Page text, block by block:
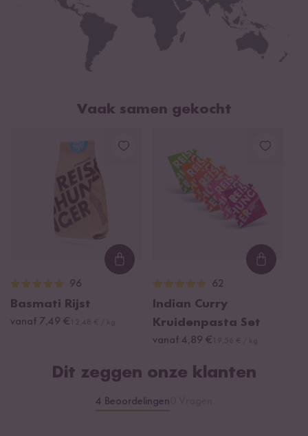
Vaak samen gekocht
Loading...
96
Basmati Rijst
vanaf 7,49 €
62
Indian Curry
Kruidenpasta Set
vanaf 4,89 €
Dit zeggen onze klanten
4 Beoordelingen